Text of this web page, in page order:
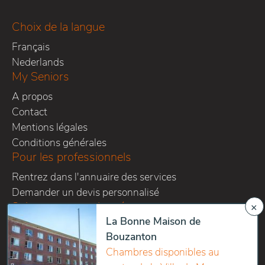
Choix de la langue
Français
Nederlands
My Seniors
A propos
Contact
Mentions légales
Conditions générales
Pour les professionnels
Rentrez dans l'annuaire des services
Demander un devis personnalisé
Suivez-nous sur les réseaux
×
La Bonne Maison de
Bouzanton
Chambres disponibles au